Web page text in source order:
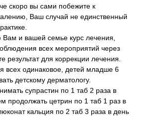
скоро вы сами побежите к
Ваш случай не единственный
и вашей семье курс лечения,
всех мероприятий через
результат для коррекции лечения.
всех одинаковое, детей младше 6
детскому дерматологу.
супрастин по 1 таб 2 раза в
продолжать цетрин по 1 таб 1 раз в
кальция по 2 таб 3 раза в день